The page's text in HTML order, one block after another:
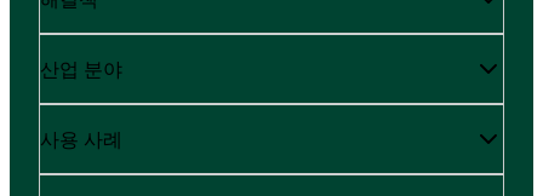
산업 분야
사용 사례